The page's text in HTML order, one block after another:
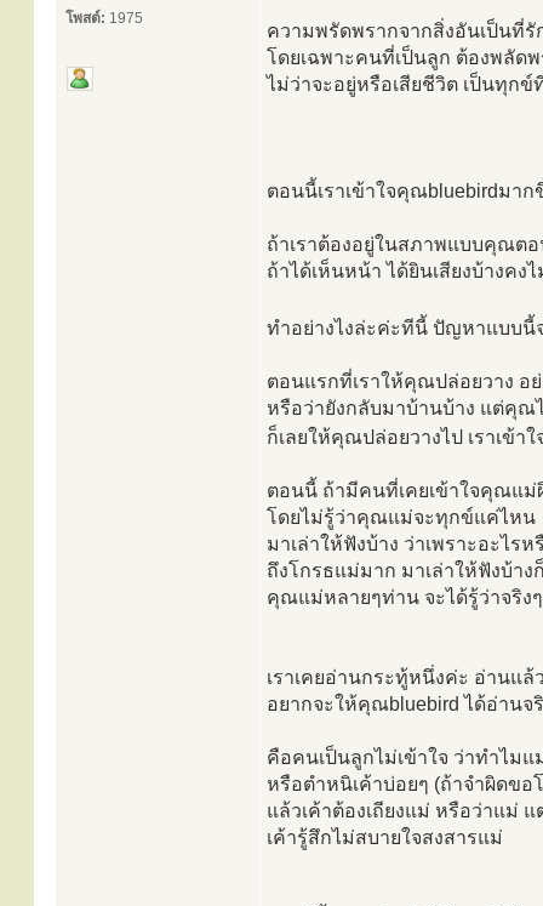
โพสต์: 1975
ความพรัดพรากจากสิ่งอันเป็นที่
โดยเฉพาะคนที่เป็นลูก ต้องพลัด
ไม่ว่าจะอยู่หรือเสียชีวิต เป็นทุก
ตอนนี้เราเข้าใจคุณbluebirdมา
ถ้าเราต้องอยู่ในสภาพแบบคุณต
ถ้าได้เห็นหน้า ได้ยินเสียงบ้างคง
ทำอย่างไงล่ะค่ะทีนี้ ปัญหาแบบ
ตอนแรกที่เราให้คุณปล่อยวาง อ
หรือว่ายังกลับมาบ้านบ้าง แต่คุณ
ก็เลยให้คุณปล่อยวางไป เราเข้
ตอนนี้ ถ้ามีคนที่เคยเข้าใจคุณแม่
โดยไม่รู้ว่าคุณแม่จะทุกข์แค่ไหน
มาเล่าให้ฟังบ้าง ว่าเพราะอะไร
ถึงโกรธแม่มาก มาเล่าให้ฟังบ้าง
คุณแม่หลายๆท่าน จะได้รู้ว่าจริง
เราเคยอ่านกระทู้หนึ่งค่ะ อ่านแ
อยากจะให้คุณbluebird ได้อ่านจริ
คือคนเป็นลูกไม่เข้าใจ ว่าทำไม
หรือตำหนิเค้าบ่อยๆ (ถ้าจำผิดขอ
แล้วเค้าต้องเถียงแม่ หรือว่าแม่
เค้ารู้สึกไม่สบายใจสงสารแม่